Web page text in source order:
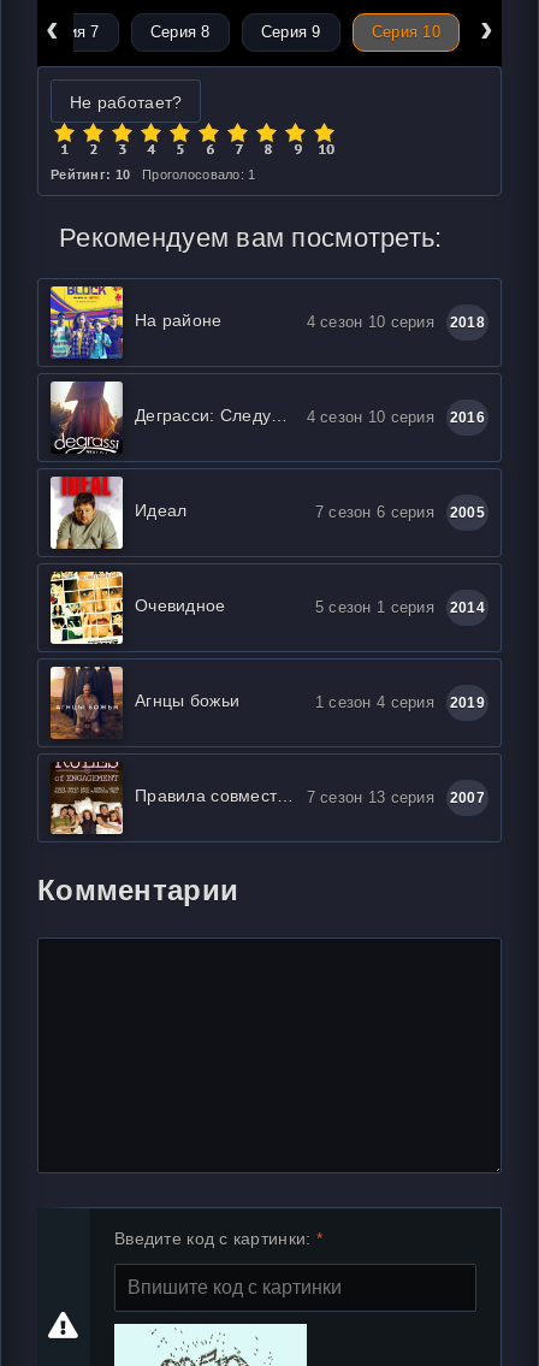
‹
Серия 7 Серия 8 Серия 9 Серия 10 ›
Не работает?
Рейтинг: 10 Проголосовало: 1
Рекомендуем вам посмотреть:
На районе 4 сезон 10 серия 2018
4 сезон 10 серия 2016
Идеал 7 сезон 6 серия 2005
Очевидное 5 сезон 1 серия 2014
Агнцы божьи 1 сезон 4 серия 2019
Правила совместной жизни 7 сезон 13 серия 2007
Комментарии
Введите код с картинки: